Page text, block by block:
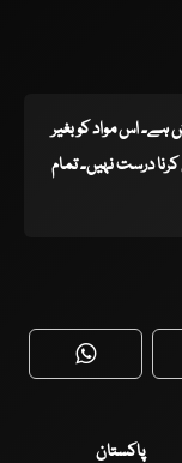
ہے۔ اس مواد کو بغیر
درست نہیں۔ تمام
WhatsApp
پاکستان